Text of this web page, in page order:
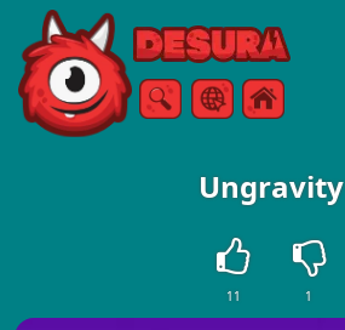
Free Online Games
BuscarMenú
Ungravity
11 1